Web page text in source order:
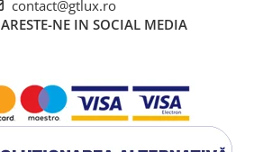
contact@gtlux.ro
NE IN SOCIAL MEDIA